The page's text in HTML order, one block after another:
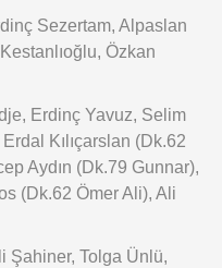
Sezertam, Alpaslan
Özkan
Erdinç Yavuz, Selim
Kılıçarslan (Dk.62
Aydın (Dk.79 Gunnar),
(Dk.62 Ömer Ali), Ali
Şahiner, Tolga Ünlü,